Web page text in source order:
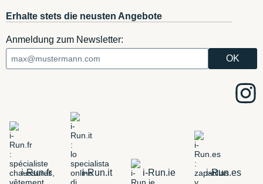
Erhalte stets die neusten Angebote
Anmeldung zum Newsletter:
i-Run.fr i-Run.it i-Run.ie i-Run.es